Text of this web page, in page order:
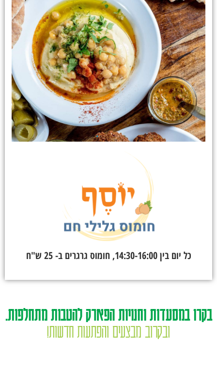
כל יום בין 14:30-16:00, חומוס גרגרים ב- 25 ש"ח
בקרו במסעדות וחנויות הפארק להטבות מתחלפות.
ובקרוב מבצעים והפתעות חדשות!